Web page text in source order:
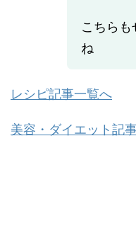
こちら
ね
レシピ記事一覧へ
美容・ダイエット記